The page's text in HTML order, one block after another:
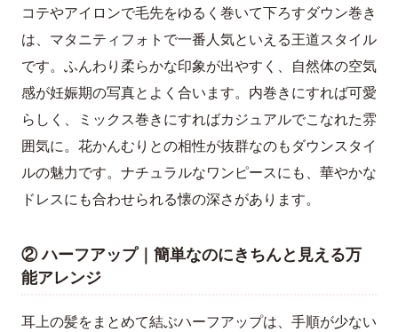
コテやアイロンで毛先をゆるく巻いて下ろすダウン巻き
は、マタニティフォトで一番人気といえる王道スタイル
です。ふんわり柔らかな印象が出やすく、自然体の空気
感が妊娠期の写真とよく合います。内巻きにすれば可愛
らしく、ミックス巻きにすればカジュアルでこなれた雰
囲気に。花かんむりとの相性が抜群なのもダウンスタイ
ルの魅力です。ナチュラルなワンピースにも、華やかな
ドレスにも合わせられる懐の深さがあります。
② ハーフアップ｜簡単なのにきちんと見える万
能アレンジ
耳上の髪をまとめて結ぶハーフアップは、手順が少ない